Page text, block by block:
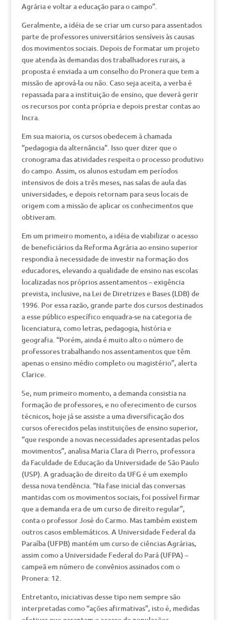
Agrária e voltar a educação para o campo”.
Geralmente, a idéia de se criar um curso para assentados
parte de professores universitários sensíveis às causas
dos movimentos sociais. Depois de formatar um projeto
que atenda às demandas dos trabalhadores rurais, a
proposta é enviada a um conselho do Pronera que tem a
missão de aprová-la ou não. Caso seja aceita, a verba é
repassada para a instituição de ensino, que deverá gerir
os recursos por conta própria e depois prestar contas ao
Incra.
Em sua maioria, os cursos obedecem à chamada
“pedagogia da alternância”. Isso quer dizer que o
cronograma das atividades respeita o processo produtivo
do campo. Assim, os alunos estudam em períodos
intensivos de dois a três meses, nas salas de aula das
universidades, e depois retornam para seus locais de
origem com a missão de aplicar os conhecimentos que
obtiveram.
Em um primeiro momento, a idéia de viabilizar o acesso
de beneficiários da Reforma Agrária ao ensino superior
respondia à necessidade de investir na formação dos
educadores, elevando a qualidade de ensino nas escolas
localizadas nos próprios assentamentos – exigência
prevista, inclusive, na Lei de Diretrizes e Bases (LDB) de
1996. Por essa razão, grande parte dos cursos destinados
a esse público específico enquadra-se na categoria de
licenciatura, como letras, pedagogia, história e
geografia. “Porém, ainda é muito alto o número de
professores trabalhando nos assentamentos que têm
apenas o ensino médio completo ou magistério”, alerta
Clarice.
Se, num primeiro momento, a demanda consistia na
formação de professores, e no oferecimento de cursos
técnicos, hoje já se assiste a uma diversificação dos
cursos oferecidos pelas instituições de ensino superior,
“que responde a novas necessidades apresentadas pelos
movimentos”, analisa Maria Clara di Pierro, professora
da Faculdade de Educação da Universidade de São Paulo
(USP). A graduação de direito da UFG é um exemplo
dessa nova tendência. “Na fase inicial das conversas
mantidas com os movimentos sociais, foi possível firmar
que a demanda era de um curso de direito regular”,
conta o professor José do Carmo. Mas também existem
outros casos emblemáticos. A Universidade Federal da
Paraíba (UFPB) mantém um curso de ciências Agrárias,
assim como a Universidade Federal do Pará (UFPA) –
campeã em número de convênios assinados com o
Pronera: 12.
Entretanto, iniciativas desse tipo nem sempre são
interpretadas como “ações afirmativas”, isto é, medidas